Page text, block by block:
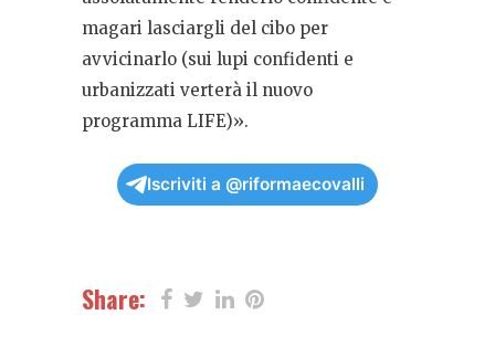
magari lasciargli del cibo per
avvicinarlo (sui lupi confidenti e
urbanizzati verterà il nuovo
programma LIFE)».
Iscriviti a @riformaecovalli
Share: